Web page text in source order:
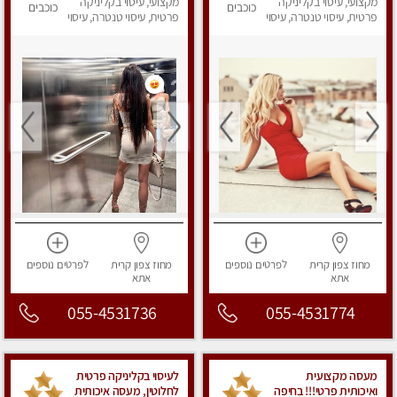
פרטית, עיסוי טנטרה, עיסוי
כוכבים
מחוז צפוןקרית
אתא
לפרטים נוספים
055-4531774
פרטית, עיסוי טנטרה, עיסוי
כוכבים
מחוז צפוןקרית
אתא
לפרטים נוספים
055-4531736
מעסה מקצועית
ואיכותית פרטי!!! בחיפה
לעיסוי בקליניקה פרטית
לחלוטין, מעסה איכותית